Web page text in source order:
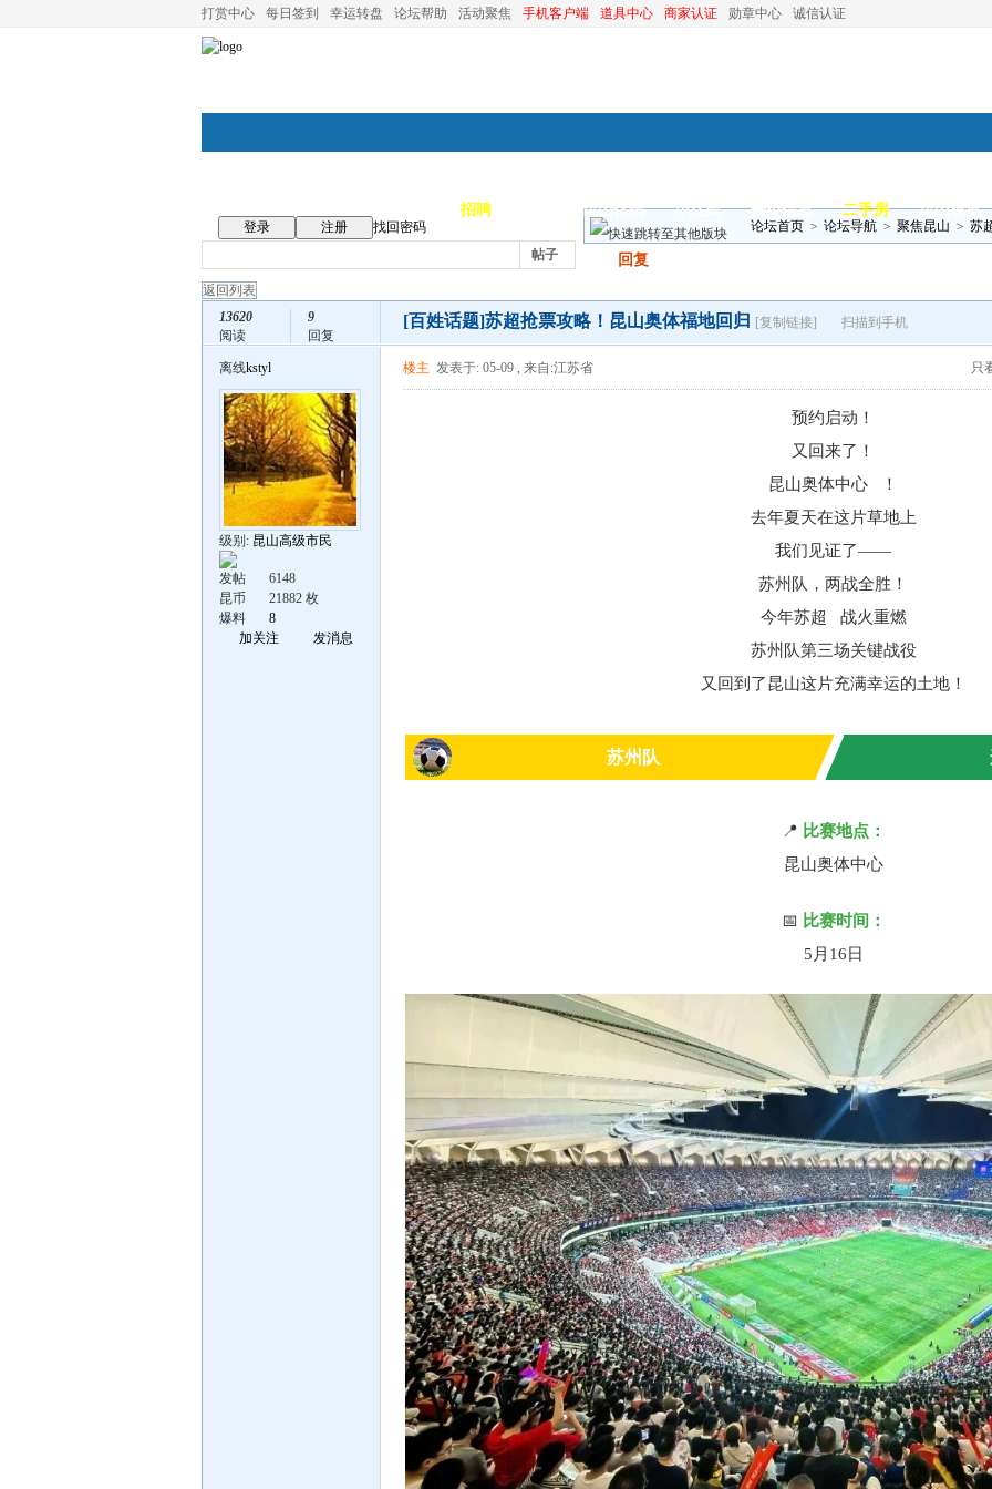
打赏中心 每日签到 幸运转盘 论坛帮助 活动聚焦 手机客户端 道具中心 商家认证 勋章中心 诚信认证
招聘 昆山优选 小红娘 分类信息 二手房 昆山视窗
登录 注册
找回密码
帖子
论坛首页 > 论坛导航 > 聚焦昆山 > 苏
回复
返回列表
13620
阅读
9
回复
[百姓话题]苏超抢票攻略！昆山奥体福地回归 [复制链接] 扫描到手机
离线kstyl
级别: 昆山高级市民
发帖
6148
昆币
21882 枚
爆料
8
加关注
发消息
只
楼主 发表于: 05-09 , 来自:江苏省
预约启动！
又回来了！
昆山奥体中心 ！
去年夏天在这片草地上
我们见证了——
苏州队，两战全胜！
今年苏超
战火重燃
苏州队第三场关键战役
又回到了昆山这片充满幸运的土地！
苏州队
📍 比赛地点：
昆山奥体中心
📅 比赛时间：
5月16日